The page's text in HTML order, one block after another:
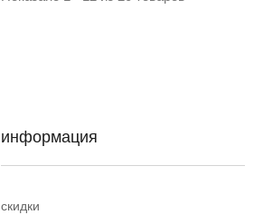
информация
скидки